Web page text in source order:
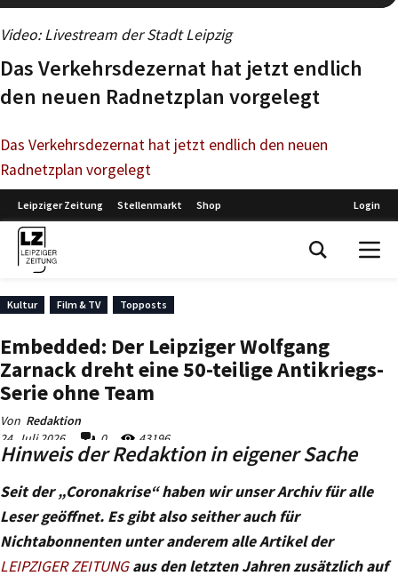
Player
Video: Livestream der Stadt Leipzig
Das Verkehrsdezernat hat jetzt endlich
den neuen Radnetzplan vorgelegt
Das Verkehrsdezernat hat jetzt endlich den neuen
Radnetzplan vorgelegt
Hinweis der Redaktion in eigener Sache
Seit der „Coronakrise“ haben wir unser Archiv für alle
Leser geöffnet. Es gibt also seither auch für
Nichtabonnenten unter anderem alle Artikel der
LEIPZIGER ZEITUNGaus den letzten Jahren zusätzlich auf